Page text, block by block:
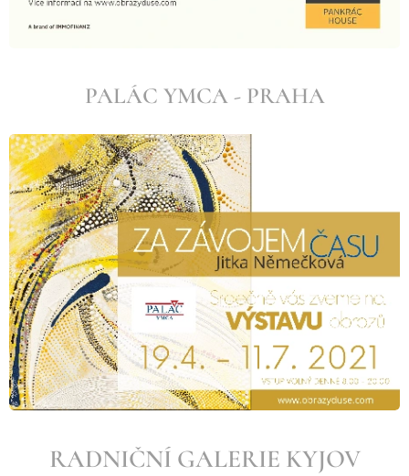
PALÁC YMCA - PRAHA
RADNIČNÍ GALERIE KYJOV